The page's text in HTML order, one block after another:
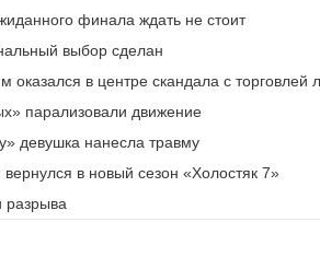
финала ждать не стоит
выбор сделан
в центре скандала с торговлей
парализовали движение
девушка нанесла травму
в новый сезон «Холостяк 7»
разрыва